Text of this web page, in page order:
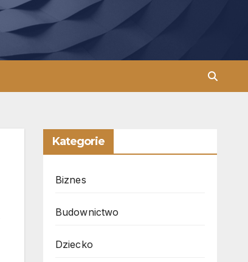
Kategorie
Biznes
Budownictwo
Dziecko